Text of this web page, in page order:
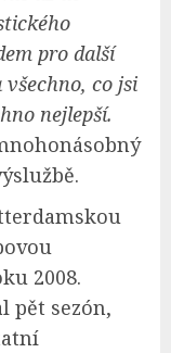
pro další
co jsi
nejlepší.
2008.
pět sezón,